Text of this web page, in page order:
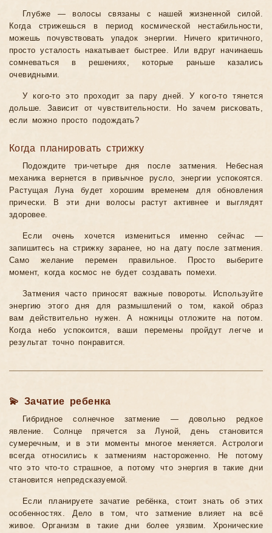
Глубже — волосы связаны с нашей жизненной силой.
Когда стрижешься в период космической нестабильности,
можешь почувствовать упадок энергии. Ничего критичного,
просто усталость накатывает быстрее. Или вдруг начинаешь
сомневаться в решениях, которые раньше казались
очевидными.
У кого-то это проходит за пару дней. У кого-то тянется
дольше. Зависит от чувствительности. Но зачем рисковать,
если можно просто подождать?
Когда планировать стрижку
Подождите три-четыре дня после затмения. Небесная
механика вернется в привычное русло, энергии успокоятся.
Растущая Луна будет хорошим временем для обновления
прически. В эти дни волосы растут активнее и выглядят
здоровее.
Если очень хочется измениться именно сейчас —
запишитесь на стрижку заранее, но на дату после затмения.
Само желание перемен правильное. Просто выберите
момент, когда космос не будет создавать помехи.
Затмения часто приносят важные повороты. Используйте
энергию этого дня для размышлений о том, какой образ
вам действительно нужен. А ножницы отложите на потом.
Когда небо успокоится, ваши перемены пройдут легче и
результат точно понравится.
💫 Зачатие ребенка
Гибридное солнечное затмение — довольно редкое
явление. Солнце прячется за Луной, день становится
сумеречным, и в эти моменты многое меняется. Астрологи
всегда относились к затмениям настороженно. Не потому
что это что-то страшное, а потому что энергия в такие дни
становится непредсказуемой.
Если планируете зачатие ребёнка, стоит знать об этих
особенностях. Дело в том, что затмение влияет на всё
живое. Организм в такие дни более уязвим. Хронические